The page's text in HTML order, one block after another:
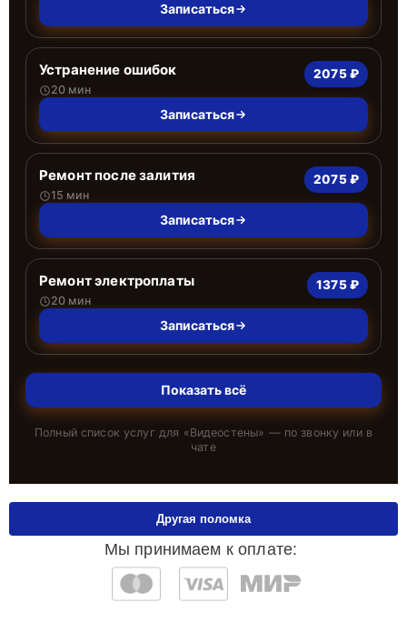
Записаться
Устранение ошибок
20 мин
2075 ₽
Записаться
Ремонт после залития
15 мин
2075 ₽
Записаться
Ремонт электроплаты
20 мин
1375 ₽
Записаться
Показать всё
Полный список услуг для «Видеостены» — по звонку или в
чате
Мы принимаем к оплате:
Другая поломка